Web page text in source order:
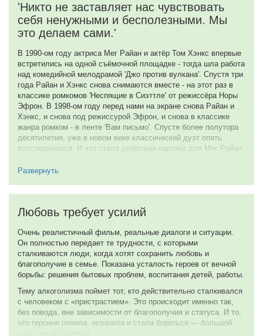
'Никто не заставляет нас чувствовать
себя ненужными и бесполезными. Мы
это делаем сами.'
В 1990-ом году актриса Мег Райан и актёр Том Хэнкс впервые
встретились на одной съёмочной площадке - тогда шла работа
над комедийной мелодрамой 'Джо против вулкана'. Спустя три
года Райан и Хэнкс снова снимаются вместе - на этот раз в
классике ромкомов 'Неспящие в Сиэттле' от режиссёра Норы
Эфрон. В 1998-ом году перед нами на экране снова Райан и
Хэнкс, и снова под режиссурой Эфрон, и снова в классике
жанра ромком - в ленте 'Вам письмо'. Спустя более полутора
десятилетия, уже в новом веке классический дуэт опять
воссоединился. И это стала дебютная картина для Мег Райан
роль, пригласив ещё и своего старинного друга. Последний
поводу, потому что за столь прекрасным романтическим
соскучиться...
Но, оказывается, что свести их вместе могли не только эти
четыре картины, потому что как раз между 'Неспящими в
Сиэттле' и 'Вам письмо' именно Том Хэнкс рассматривался в
первую очередь на главную мужскую роль в семейной драме
'Когда мужчина любит женщину'. Но по ряду обстоятельств
Хэнкс не смог принять участия в проекте, поэтому его место
занял Энди Гарсиа и, забегая немного вперёд, он отнюдь не
ударил лицом в грязь. Режиссёром 'Когда мужчина любит
Развернуть
Любовь требует усилий
Очень реалистичный фильм, реальные диалоги и ситуации.
Он полностью передает те трудности, с которыми
сталкиваются люди, когда хотят сохранить любовь и
благополучие в семье. Показана усталость героев от вечной
борьбы: решения бытовых проблем, воспитания детей, работы.
Тему алкоголизма поймет тот, кто действительно сталкивался
с человеком с «пристрастием». Это происходит именно так,
без повода, вне зависимости от благополучия и статуса. И то,
что героиня поняла, осознала и стала бороться — большой